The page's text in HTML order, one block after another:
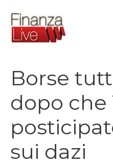
contenuto
Borse
dopo che
sui dazi